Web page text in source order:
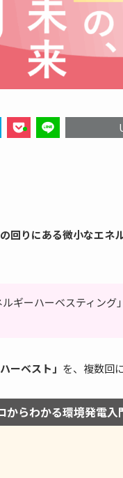
回りにある微小なエネ
ルギーハーベスティン
ーベスト」 を、複数回
からわかる環境発電入